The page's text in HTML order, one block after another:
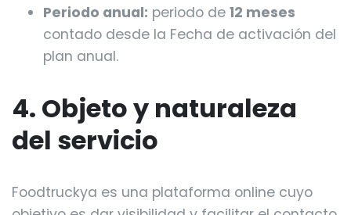
Periodo anual: periodo de 12 meses
contado desde la Fecha de activación del
plan anual.
4. Objeto y naturaleza
del servicio
Foodtruckya es una plataforma online cuyo